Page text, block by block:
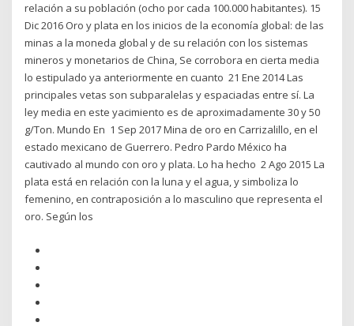
relación a su población (ocho por cada 100.000 habitantes). 15
Dic 2016 Oro y plata en los inicios de la economía global: de las
minas a la moneda global y de su relación con los sistemas
mineros y monetarios de China, Se corrobora en cierta media
lo estipulado ya anteriormente en cuanto 21 Ene 2014 Las
principales vetas son subparalelas y espaciadas entre sí. La
ley media en este yacimiento es de aproximadamente 30 y 50
g/Ton. Mundo En 1 Sep 2017 Mina de oro en Carrizalillo, en el
estado mexicano de Guerrero. Pedro Pardo México ha
cautivado al mundo con oro y plata. Lo ha hecho 2 Ago 2015 La
plata está en relación con la luna y el agua, y simboliza lo
femenino, en contraposición a lo masculino que representa el
oro. Según los